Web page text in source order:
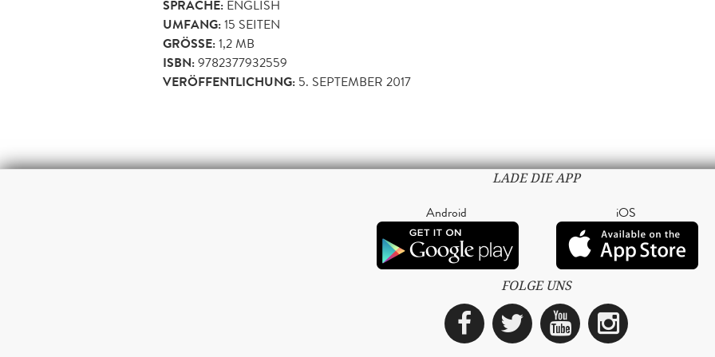
SPRACHE: ENGLISH
UMFANG:15 SEITEN
GRÖSSE: 1,2 MB
ISBN:9782377932559
VERÖFFENTLICHUNG: 5. SEPTEMBER 2017
LADE DIE APP
Android iOS
FOLGE UNS
Facebook
TwitterYouTube